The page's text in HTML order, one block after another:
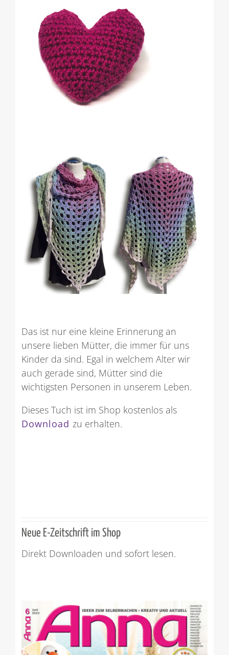
Das ist nur eine kleine Erinnerung an
unsere lieben Mütter, die immer für uns
Kinder da sind. Egal in welchem Alter wir
auch gerade sind, Mütter sind die
wichtigsten Personen in unserem Leben.
Dieses Tuch ist im Shop kostenlos als
Download zu erhalten.
Neue E-Zeitschrift im Shop
Direkt Downloaden und sofort lesen.